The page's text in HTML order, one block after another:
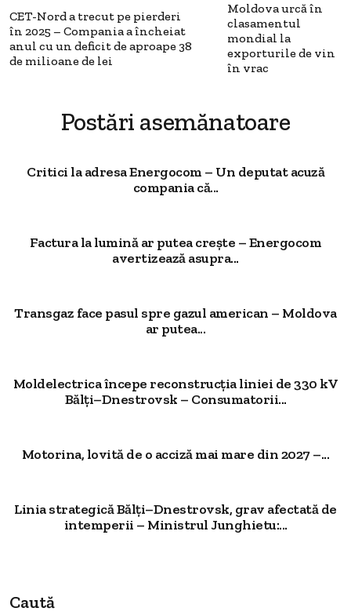
CET-Nord a trecut pe pierderi
în 2025 – Compania a încheiat
anul cu un deficit de aproape 38
de milioane de lei
Moldova urcă în
clasamentul
mondial la
exporturile de vin
în vrac
Postări asemănatoare
Critici la adresa Energocom – Un deputat acuză
compania că...
Factura la lumină ar putea crește – Energocom
avertizează asupra...
Transgaz face pasul spre gazul american – Moldova
ar putea...
Moldelectrica începe reconstrucția liniei de 330 kV
Bălți–Dnestrovsk – Consumatorii...
Motorina, lovită de o acciză mai mare din 2027 –...
Linia strategică Bălți–Dnestrovsk, grav afectată de
intemperii – Ministrul Junghietu:...
Caută